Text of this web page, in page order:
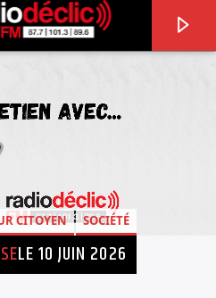
EN TERRES DE
CITOYEN SOCIÉTÉ
LE 10 JUIN 2026